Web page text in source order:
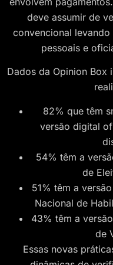
deve assumir de
convencional
pessoais e
Dados da Opinion Box
82% que têm
versão digital
54% têm a
de
51% têm a
Nacional de
43% têm a
de
Essas novas